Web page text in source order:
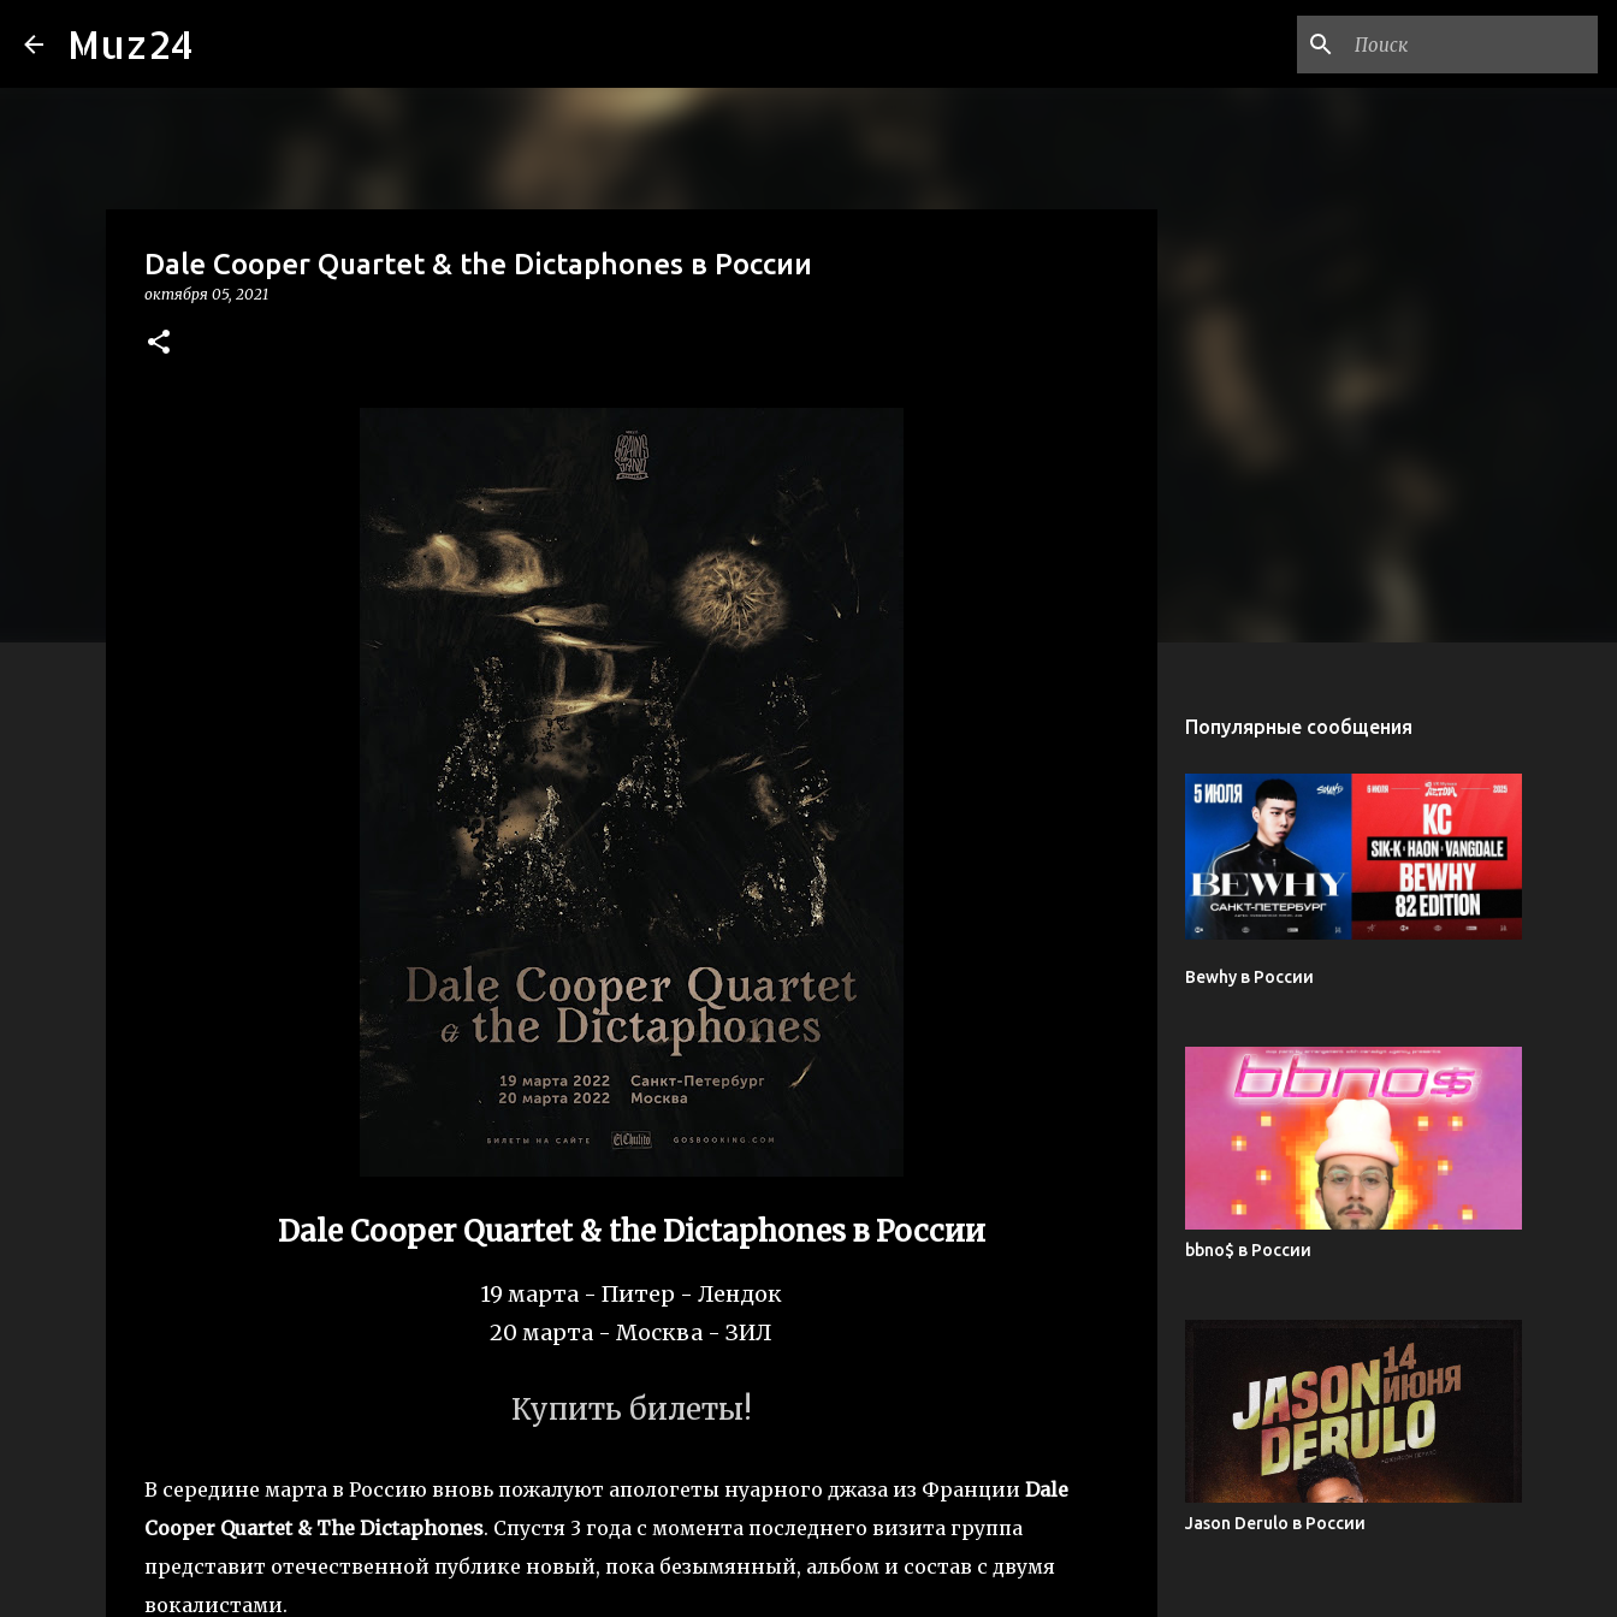
Muz24
Dale Cooper Quartet & the Dictaphones в России
октября 05, 2021
Dale Cooper Quartet & the Dictaphones в России
19 марта - Питер - Лендок
20 марта - Москва - ЗИЛ
Купить билеты!
В середине марта в Россию вновь пожалуют апологеты нуарного джаза из Франции Dale
Cooper Quartet & The Dictaphones. Спустя 3 года с момента последнего визита группа
представит отечественной публике новый, пока безымянный, альбом и состав с двумя
вокалистами.
Популярные сообщения
Bewhy в России
bbno$ в России
Jason Derulo в России